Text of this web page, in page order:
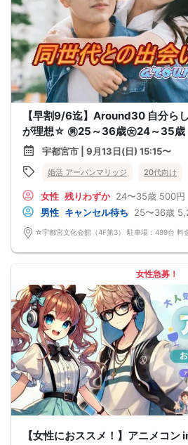
【早割9/6迄】Around30 自分ら
が理想☆ ㊚25～36歳㊛24～35
宇都宮市 | 9月13日(日) 15:15〜
婚活 アーバンマリッジ 20代向け
女性 残りわずか 24〜35歳 500円
男性 キャンセル待ち 25〜36歳
女性急募！
【女性におススメ！】アニメコン